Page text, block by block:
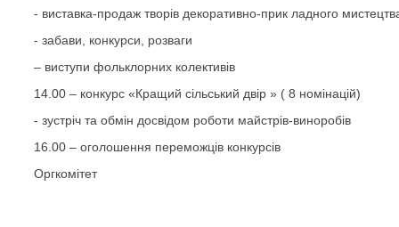
- виставка-продаж творів декоративно-прик ладного
- забави, конкурси, розваги
– виступи фольклорних колективів
14.00 – конкурс «Кращий сільський двір » ( 8 номінацій)
- зустріч та обмін досвідом роботи майстрів-виноробів
16.00 – оголошення переможців конкурсів
Оргкомітет